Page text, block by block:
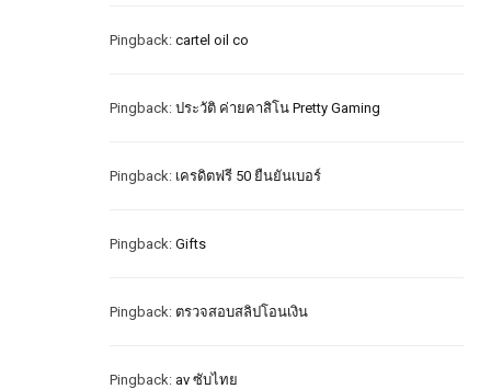
Pingback: cartel oil co
Pingback: ประวัติ ค่ายคาสิโน Pretty Gaming
Pingback: เครดิตฟรี 50 ยืนยันเบอร์
Pingback: Gifts
Pingback: ตรวจสอบสลิปโอนเงิน
Pingback: av ซับไทย